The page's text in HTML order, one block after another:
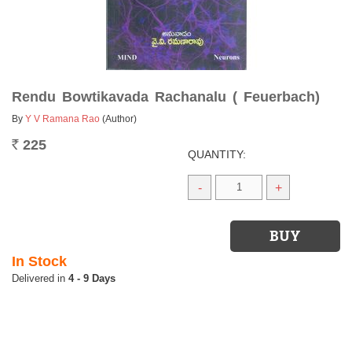
Rendu Bowtikavada Rachanalu ( Feuerbach)
By Y V Ramana Rao (Author)
Rs. 225
QUANTITY:
- +
In Stock
4 - 9 Days